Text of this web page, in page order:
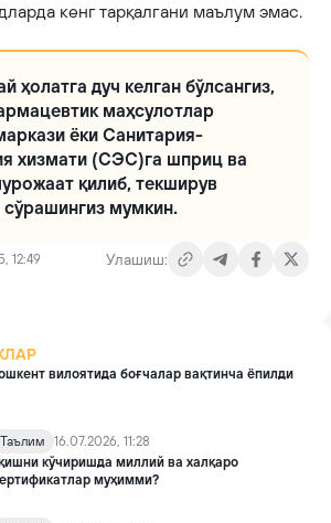
кенг тарқалгани маълум эмас.
ҳолатга дуч келган бўлсангиз,
маҳсулотлар
ёки Санитария-
хизмати (СЭС)га шприц ва
қилиб, текширув
сўрашингиз мумкин.
12:49
Улашиш:
вилоятида боғчалар вақтинча ёпилди
Таълим
16.07.2026, 11:28
кўчиришда миллий ва халқаро
муҳимми?